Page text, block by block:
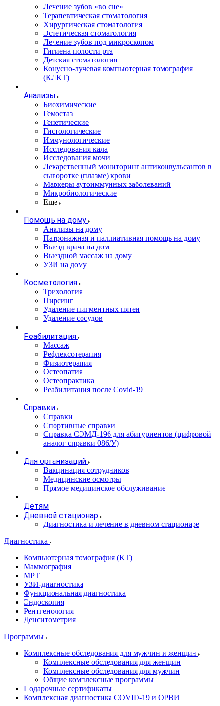
Лечение зубов «во сне»
Терапевтическая стоматология
Хирургическая стоматология
Эстетическая стоматология
Лечение зубов под микроскопом
Гигиена полости рта
Детская стоматология
Конусно-лучевая компьютерная томография
(КЛКТ)
Анализы
Биохимические
Гемостаз
Генетические
Гистологические
Иммунологические
Исследования кала
Исследования мочи
Лекарственный мониторинг антиконвульсантов в
сыворотке (плазме) крови
Маркеры аутоиммунных заболеваний
Микробиологические
Еще
Помощь на дому
Анализы на дому
Патронажная и паллиативная помощь на дому
Выезд врача на дом
Выездной массаж на дому
УЗИ на дому
Косметология
Трихология
Пирсинг
Удаление пигментных пятен
Удаление сосудов
Реабилитация
Массаж
Рефлексотерапия
Физиотерапия
Остеопатия
Остеопрактика
Реабилитация после Covid-19
Справки
Справки
Спортивные справки
Справка СЭМД‑196 для абитуриентов (цифровой
аналог справки 086/У)
Для организаций
Вакцинация сотрудников
Медицинские осмотры
Прямое медицинское обслуживание
Детям
Дневной стационар
Диагностика и лечение в дневном стационаре
Диагностика
Компьютерная томография (КТ)
Маммография
МРТ
УЗИ-диагностика
Функциональная диагностика
Эндоскопия
Рентгенология
Денситометрия
Программы
Комплексные обследования для мужчин и женщин
Комплексные обследования для женщин
Комплексные обследования для мужчин
Общие комплексные программы
Подарочные сертификаты
Комплексная диагностика COVID-19 и ОРВИ